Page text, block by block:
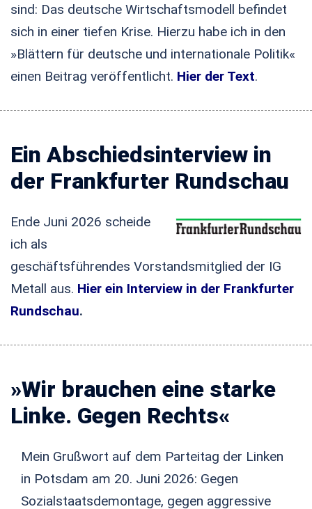
sind: Das deutsche Wirtschaftsmodell befindet
sich in einer tiefen Krise. Hierzu habe ich in den
»Blättern für deutsche und internationale Politik«
einen Beitrag veröffentlicht. Hier der Text.
Ein Abschiedsinterview in
der Frankfurter Rundschau
Ende Juni 2026 scheide
ich als
geschäftsführendes Vorstandsmitglied der IG
Metall aus. Hier ein Interview in der Frankfurter
Rundschau.
»Wir brauchen eine starke
Linke. Gegen Rechts«
Mein Grußwort auf dem Parteitag der Linken
in Potsdam am 20. Juni 2026: Gegen
Sozialstaatsdemontage, gegen aggressive